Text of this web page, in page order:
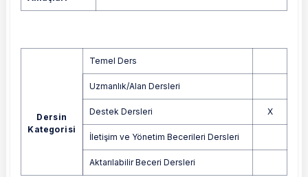
Dersin
Kategorisi
Temel Ders
Uzmanlık/Alan Dersleri
Destek Dersleri X
İletişim ve Yönetim Becerileri Dersleri
Aktarılabilir Beceri Dersleri